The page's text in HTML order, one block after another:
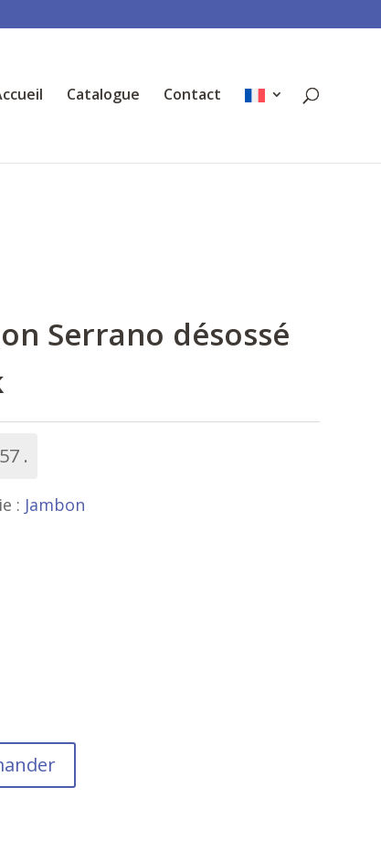
Catalogue Contact
Serrano désossé
: Jambon